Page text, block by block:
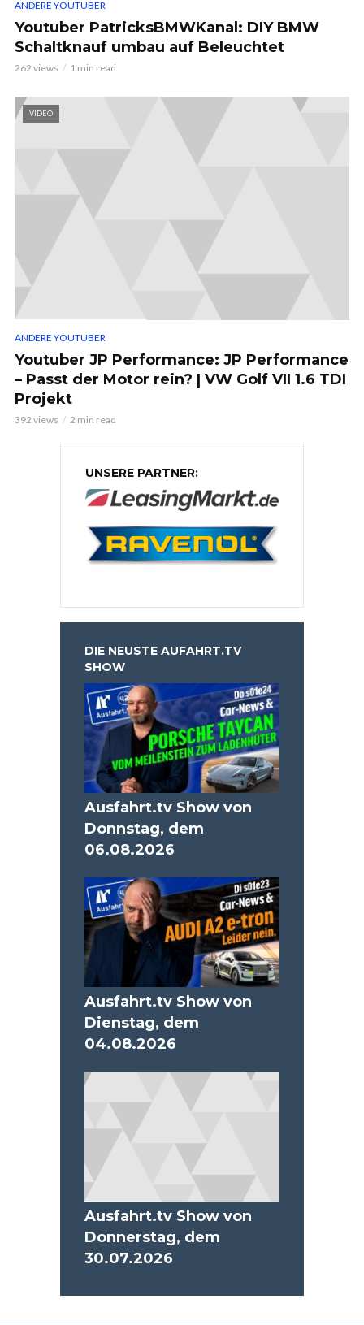
ANDERE YOUTUBER
Youtuber PatricksBMWKanal: DIY BMW
Schaltknauf umbau auf Beleuchtet
262 views 1 min read
VIDEO
ANDERE YOUTUBER
Youtuber JP Performance: JP Performance
– Passt der Motor rein? | VW Golf VII 1.6 TDI
Projekt
392 views 2 min read
UNSERE PARTNER:
DIE NEUSTE AUFAHRT.TV
SHOW
Ausfahrt.tv Show von
Donnstag, dem
06.08.2026
Ausfahrt.tv Show von
Dienstag, dem
04.08.2026
Ausfahrt.tv Show von
Donnerstag, dem
30.07.2026